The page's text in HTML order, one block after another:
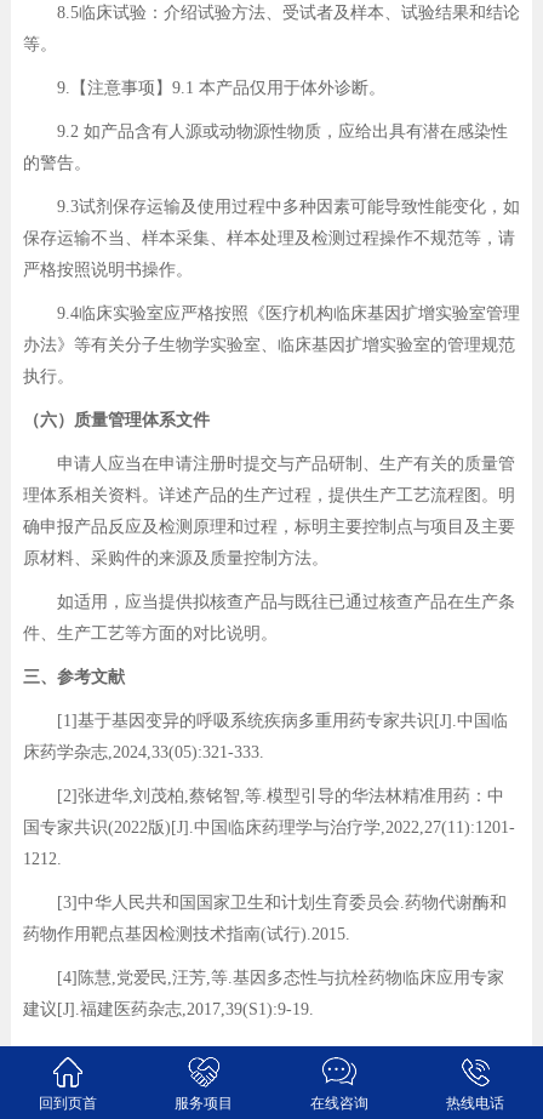
8.5临床试验：介绍试验方法、受试者及样本、试验结果和结论
等。
9.【注意事项】9.1 本产品仅用于体外诊断。
9.2 如产品含有人源或动物源性物质，应给出具有潜在感染性
的警告。
9.3试剂保存运输及使用过程中多种因素可能导致性能变化，如
保存运输不当、样本采集、样本处理及检测过程操作不规范等，请
严格按照说明书操作。
9.4临床实验室应严格按照《医疗机构临床基因扩增实验室管理
办法》等有关分子生物学实验室、临床基因扩增实验室的管理规范
执行。
（六）质量管理体系文件
申请人应当在申请注册时提交与产品研制、生产有关的质量管
理体系相关资料。详述产品的生产过程，提供生产工艺流程图。明
确申报产品反应及检测原理和过程，标明主要控制点与项目及主要
原材料、采购件的来源及质量控制方法。
如适用，应当提供拟核查产品与既往已通过核查产品在生产条
件、生产工艺等方面的对比说明。
三、参考文献
[1]基于基因变异的呼吸系统疾病多重用药专家共识[J].中国临
床药学杂志,2024,33(05):321-333.
[2]张进华,刘茂柏,蔡铭智,等.模型引导的华法林精准用药：中
国专家共识(2022版)[J].中国临床药理学与治疗学,2022,27(11):1201-
1212.
[3]中华人民共和国国家卫生和计划生育委员会.药物代谢酶和
药物作用靶点基因检测技术指南(试行).2015.
[4]陈慧,党爱民,汪芳,等.基因多态性与抗栓药物临床应用专家
建议[J].福建医药杂志,2017,39(S1):9-19.
[5]Johnson JA, Caudle KE, Gong L, et al. Clinical
Pharmacogenetics Implementation Consortium (CPIC) Guideline for
回到页首 服务项目 在线咨询 热线电话